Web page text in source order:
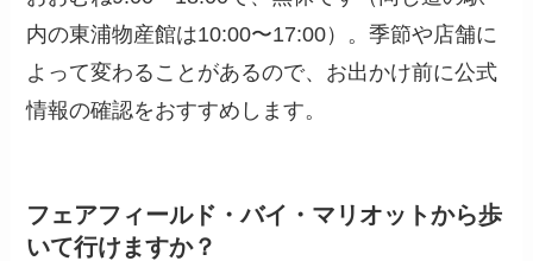
内の東浦物産館は10:00〜17:00）。季節や店舗に
よって変わることがあるので、お出かけ前に公式
情報の確認をおすすめします。
フェアフィールド・バイ・マリオットから歩
いて行けますか？